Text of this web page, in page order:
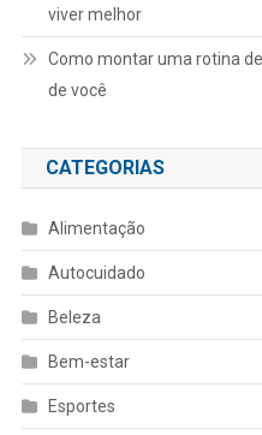
viver melhor
Como montar uma rotina
de você
CATEGORIAS
Alimentação
Autocuidado
Beleza
Bem-estar
Esportes